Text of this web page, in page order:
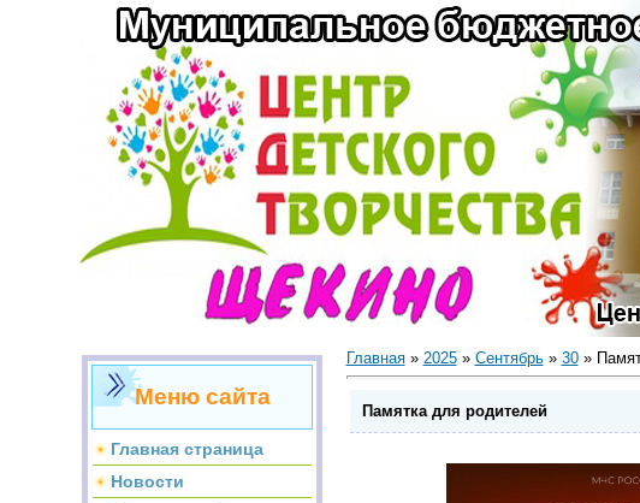
Меню сайта
Главная страница
Новости
Главная» 2025 » Сентябрь » 30»
Памятка для родителей